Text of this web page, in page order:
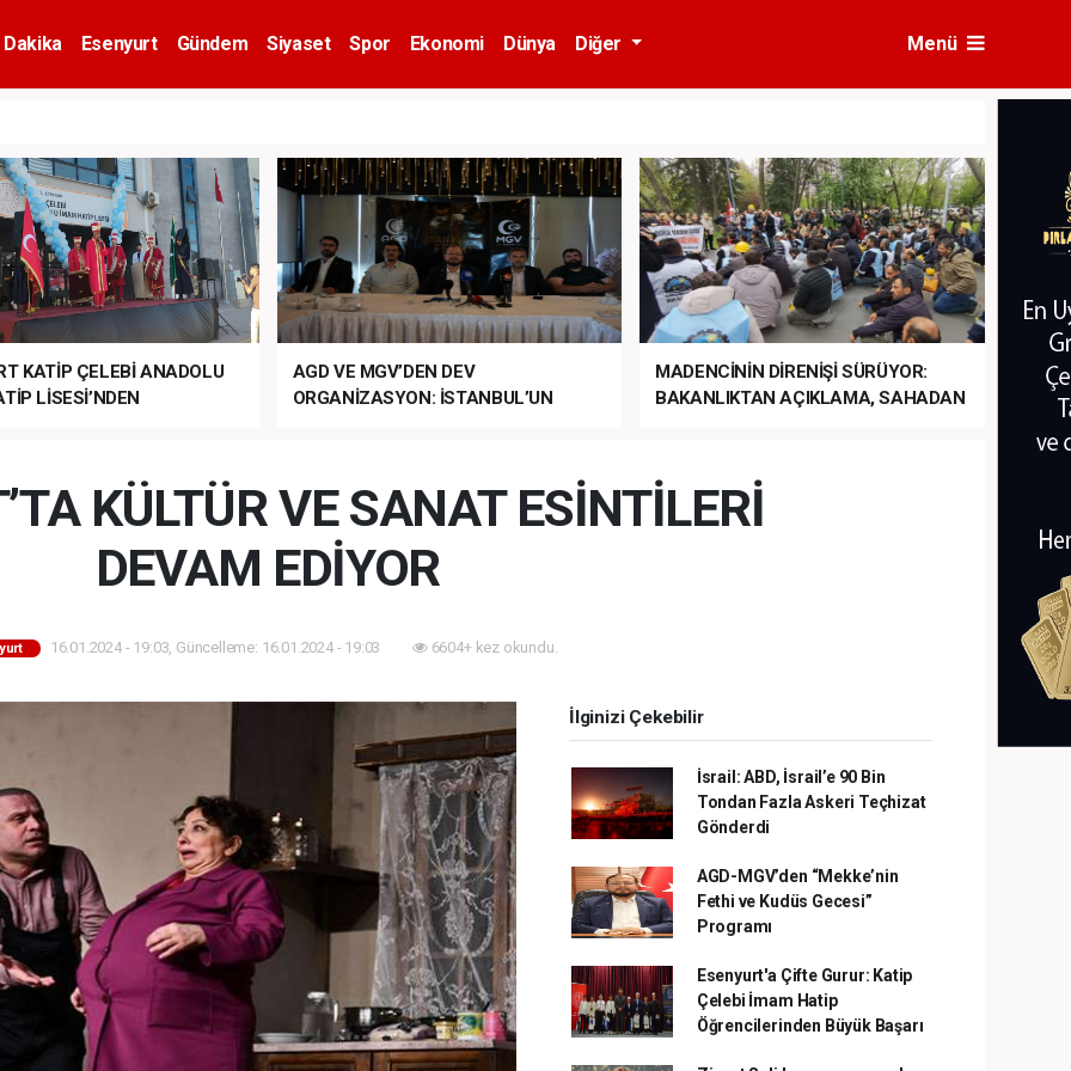
Dakika Esenyurt Gündem Siyaset Spor Ekonomi Dünya Diğer Menü
KATİP ÇELEBİ ANADOLU
LİSESİ’NDEN
AGD VE MGV’DEN DEV
ORGANİZASYON: İSTANBUL’UN
MADENCİNİN DİRENİŞİ SÜRÜYOR:
BAKANLIKTAN AÇIKLAMA, SAHADAN
KÜLTÜR VE SANAT ESİNTİLERİ
DEVAM EDİYOR
16.01.2024 - 19:03, Güncelleme: 16.01.2024 - 19:03 6604+ kez okundu.
İlginizi Çekebilir
İsrail: ABD, İsrail’e 90 Bin
Tondan Fazla Askeri Teçhizat
Gönderdi
AGD-MGV’den “Mekke’nin
Fethi ve Kudüs Gecesi”
Programı
Esenyurt'a Çifte Gurur: Katip
Çelebi İmam Hatip
Öğrencilerinden Büyük Başarı